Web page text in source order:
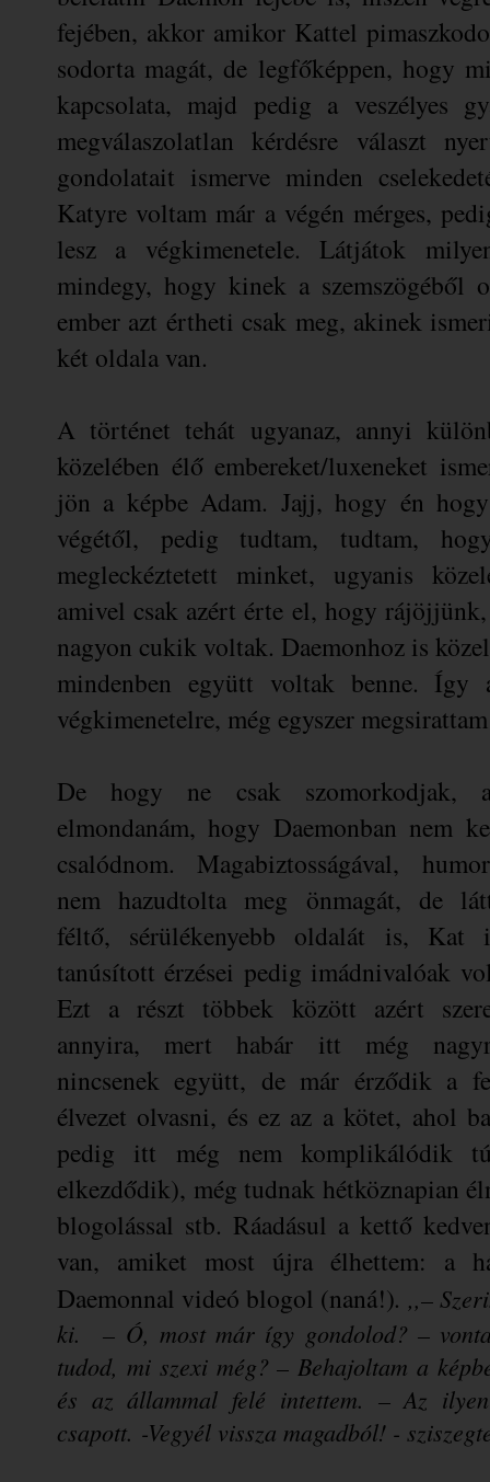
fejében, akkor amikor Kattel
sodorta magát, de legfőképpen, hogy
kapcsolata, majd pedig a veszélyes
megválaszolatlan kérdésre választ
gondolatait ismerve minden
Katyre voltam már a végén mérges,
lesz a végkimenetele. Látjátok
mindegy, hogy kinek a szemszögéből
ember azt értheti csak meg, akinek
két oldala van.
A történet tehát ugyanaz, annyi
közelében élő embereket/luxeneket
jön a képbe Adam. Jajj, hogy én
végétől, pedig tudtam, tudtam,
megleckéztetett minket, ugyanis
amivel csak azért érte el, hogy
nagyon cukik voltak. Daemonhoz is
mindenben együtt voltak benne. Így
végkimenetelre, még egyszer
De hogy ne csak szomorkodjak,
elmondanám, hogy Daemonban nem
csalódnom. Magabiztosságával,
nem hazudtolta meg önmagát, de
féltő, sérülékenyebb oldalát is, Kat
tanúsított érzései pedig imádnivalóak
Ezt a részt többek között azért
annyira, mert habár itt még
nincsenek együtt, de már érződik a
élvezet olvasni, és ez az a kötet, ahol
pedig itt még nem komplikálódik
elkezdődik), még tudnak hétköznapian
blogolással stb. Ráadásul a kettő
van, amiket most újra élhettem: a
Daemonnal videó blogol (naná!). ,,–
ki.
– Ó, most már így gondolod? –
tudod, mi szexi még? – Behajoltam a
és az állammal felé intettem. – Az
csapott. -Vegyél vissza magadból! -